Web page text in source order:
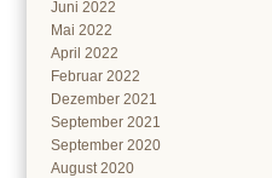
Juni 2022
Mai 2022
April 2022
Februar 2022
Dezember 2021
September 2021
September 2020
August 2020